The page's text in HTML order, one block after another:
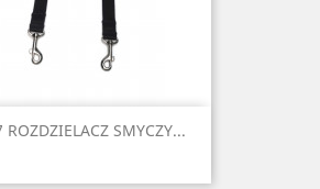
ROZDZIELACZ SMYCZY...